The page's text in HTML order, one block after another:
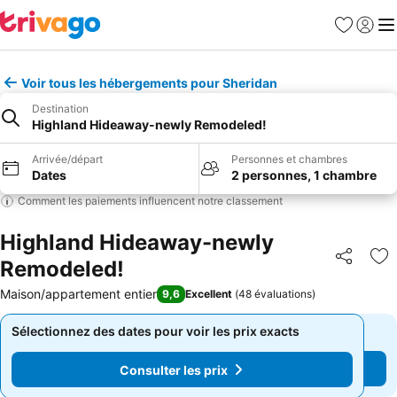
Favoris
Se
Voir tous les hébergements pour Sheridan
Destination
Highland Hideaway-newly Remodeled!
Arrivée/départ
Dates
Personnes et chambres
2 personnes, 1 chambre
Comment les paiements influencent notre classement
Highland Hideaway-newly
Remodeled!
Partager
Maison/appartement entier 9,6 Excellent (48 évaluations)
Sélectionnez des dates pour voir les prix exacts
Consulter les prix
Sélectionnez des dates pour voir les prix exacts
Consulter les prix